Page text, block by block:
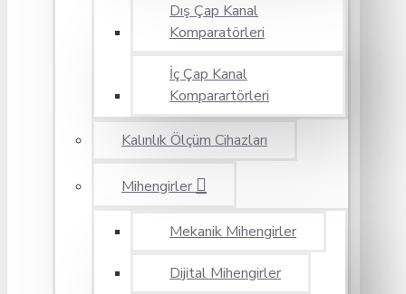
Dış Çap Kanal
Komparatörleri
İç Çap Kanal
Komparartörleri
Kalınlık Ölçüm Cihazları
Mihengirler
Mekanik Mihengirler
Dijital Mihengirler